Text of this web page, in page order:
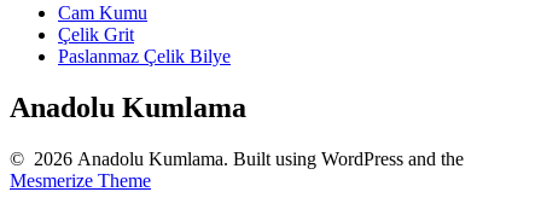
Cam Kumu
Çelik Grit
Paslanmaz Çelik Bilye
Anadolu Kumlama
© 2026 Anadolu Kumlama. Built using WordPress and the
Mesmerize Theme